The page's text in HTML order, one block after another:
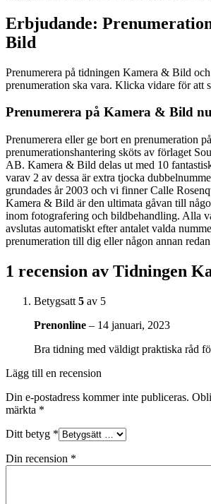
Erbjudande:
Bild
Prenumerera på tidningen Kamera & Bild
prenumeration ska vara. Klicka vidare för att
Prenumerera på Kamera & Bild nu
Prenumerera eller ge bort en prenumeration
prenumerationshantering sköts av förlaget
AB. Kamera & Bild delas ut med 10
varav 2 av dessa är extra tjocka
grundades år 2003 och vi finner Calle
Kamera & Bild är den ultimata gåvan till
inom fotografering och bildbehandling. Alla
avslutas automatiskt efter antalet valda
prenumeration till dig eller någon annan
1 recension av Tidningen
Betygsatt 5 av 5
Prenonline – 14 januari, 2023
Bra tidning med väldigt praktiska råd
Lägg till en recension
Din e-postadress kommer inte publiceras.
märkta *
Ditt betyg *
Din recension *